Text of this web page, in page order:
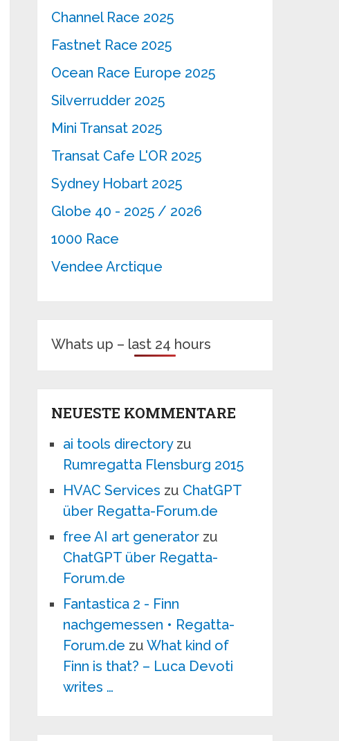
Channel Race 2025
Fastnet Race 2025
Ocean Race Europe 2025
Silverrudder 2025
Mini Transat 2025
Transat Cafe L'OR 2025
Sydney Hobart 2025
Globe 40 - 2025 / 2026
1000 Race
Vendee Arctique
Whats up – last 24 hours
NEUESTE KOMMENTARE
ai tools directoryzu
Rumregatta Flensburg 2015
HVAC Services zu ChatGPT
über Regatta-Forum.de
free AI art generator zu
ChatGPT über Regatta-
Forum.de
Fantastica 2 - Finn
nachgemessen • Regatta-
Forum.de zuWhat kind of
Finn is that? – Luca Devoti
writes …